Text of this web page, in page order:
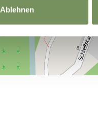
Ablehnen